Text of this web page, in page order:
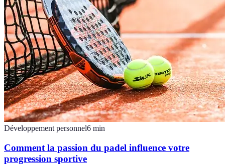
Développement personnel6 min
Comment la passion du padel influence votre
progression sportive